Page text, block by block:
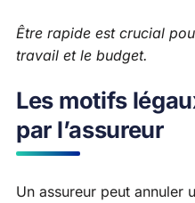
Être rapide est crucial
travail et le budget.
Les motifs
par l’assureur
Un assureur peut annuler